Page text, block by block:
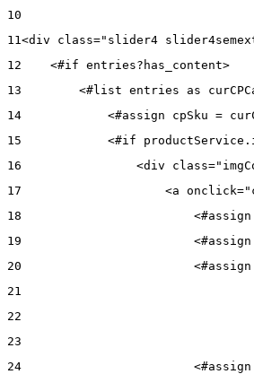
10
11 <div class="slider4
12
    <#if entries?has_content>
13
<#list entries as
14
<#assign cpSku =
15
<#if
16
<div
17
<a
18
19
20
21
22
23
24